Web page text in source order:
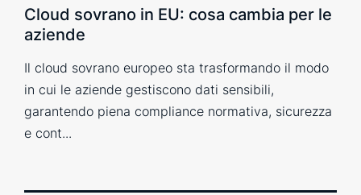
Cloud sovrano in EU: cosa cambia per le
aziende
Il cloud sovrano europeo sta trasformando il modo
in cui le aziende gestiscono dati sensibili,
garantendo piena compliance normativa, sicurezza
e cont...